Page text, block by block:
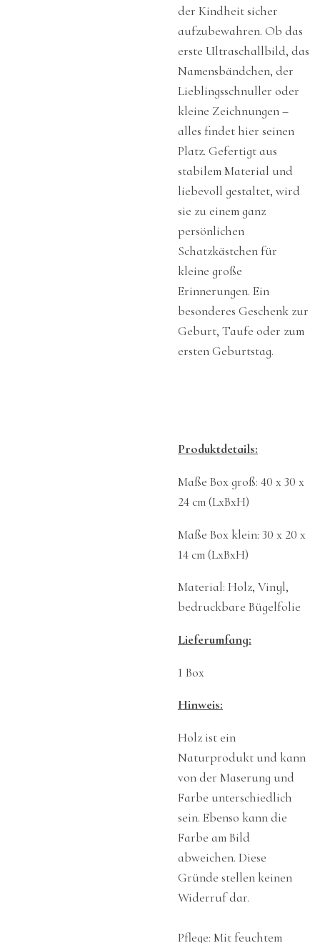
der Kindheit sicher
aufzubewahren. Ob das
erste Ultraschallbild, das
Namensbändchen, der
Lieblingsschnuller oder
kleine Zeichnungen –
alles findet hier seinen
Platz. Gefertigt aus
stabilem Material und
liebevoll gestaltet, wird
sie zu einem ganz
persönlichen
Schatzkästchen für
kleine große
Erinnerungen. Ein
besonderes Geschenk zur
Geburt, Taufe oder zum
ersten Geburtstag.
Produktdetails:
Maße Box groß: 40 x 30 x
24 cm (LxBxH)
Maße Box klein: 30 x 20 x
14 cm (LxBxH)
Material: Holz, Vinyl,
bedruckbare Bügelfolie
Lieferumfang:
1 Box
Hinweis:
Holz ist ein
Naturprodukt und kann
von der Maserung und
Farbe unterschiedlich
sein. Ebenso kann die
Farbe am Bild
abweichen. Diese
Gründe stellen keinen
Widerruf dar.
Pflege: Mit feuchtem